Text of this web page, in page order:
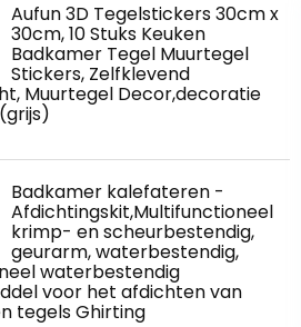
Aufun 3D Tegelstickers 30cm x
30cm, 10 Stuks Keuken
Badkamer Tegel Muurtegel
Stickers, Zelfklevend
Muurtegel Decor,decoratie
Badkamer kalefateren -
Afdichtingskit,Multifunctioneel
krimp- en scheurbestendig,
geurarm, waterbestendig,
waterbestendig
voor het afdichten van
tegels Ghirting